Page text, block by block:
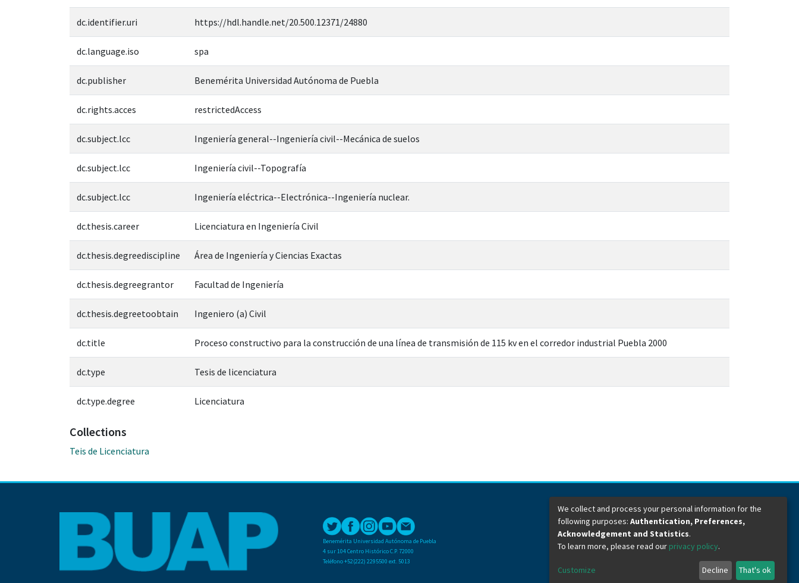
dc.identifier.uri https://hdl.handle.net/20.500.12371/24880
dc.language.iso spa
dc.publisher Benemérita Universidad Autónoma de Puebla
dc.rights.acces restrictedAccess
dc.subject.lcc Ingeniería general--Ingeniería civil--Mecánica de suelos
dc.subject.lcc Ingeniería civil--Topografía
dc.subject.lcc Ingeniería eléctrica--Electrónica--Ingeniería nuclear.
dc.thesis.career Licenciatura en Ingeniería Civil
dc.thesis.degreediscipline Área de Ingeniería y Ciencias Exactas
dc.thesis.degreegrantor Facultad de Ingeniería
dc.thesis.degreetoobtain Ingeniero (a) Civil
dc.title Proceso constructivo para la construcción de una línea de transmisión de 115 kv en el corredor industrial Puebla 2000
dc.type Tesis de licenciatura
dc.type.degree Licenciatura
Collections
Teis de Licenciatura
Benemérita Universidad Autónoma de Puebla
4 sur 104 Centro Histórico C.P. 72000
Teléfono +52(222) 2295500 ext. 5013
Dirección General de Bibliotecas
Boulevard Valsequillo y Av. de las Torres
Ciudad Universitaria. Col. San Manuel
C.P. 72570
We collect and process your personal information for the
following purposes: Authentication, Preferences,
Acknowledgement and Statistics.
To learn more, please read our privacy policy.
Customize Decline That's ok